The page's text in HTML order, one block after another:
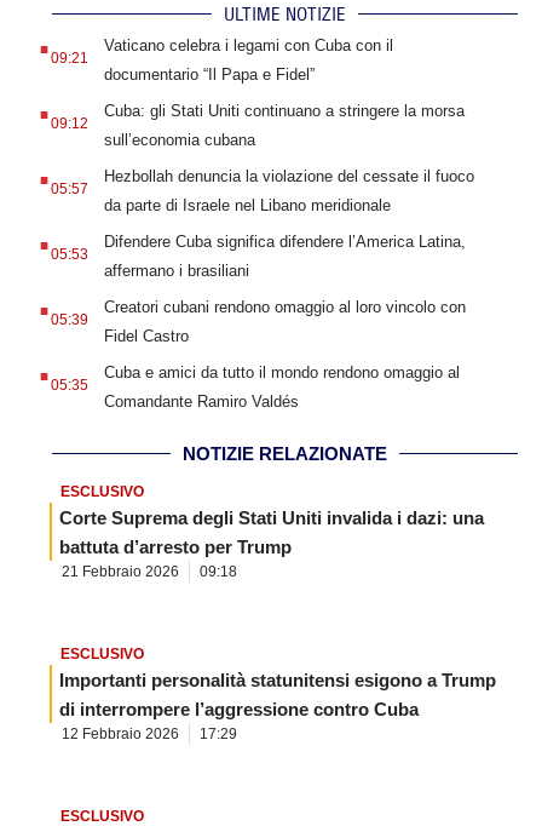
ULTIME NOTIZIE
.09:21
Vaticano celebra i legami con Cuba con il
documentario “Il Papa e Fidel”
.09:12
Cuba: gli Stati Uniti continuano a stringere la morsa
sull’economia cubana
.05:57
Hezbollah denuncia la violazione del cessate il fuoco
da parte di Israele nel Libano meridionale
.05:53
Difendere Cuba significa difendere l’America Latina,
affermano i brasiliani
.05:39
Creatori cubani rendono omaggio al loro vincolo con
Fidel Castro
.05:35
Cuba e amici da tutto il mondo rendono omaggio al
Comandante Ramiro Valdés
NOTIZIE RELAZIONATE
ESCLUSIVO
Corte Suprema degli Stati Uniti invalida i dazi: una
battuta d’arresto per Trump
21 Febbraio 2026 09:18
ESCLUSIVO
Importanti personalità statunitensi esigono a Trump
di interrompere l’aggressione contro Cuba
12 Febbraio 2026 17:29
ESCLUSIVO